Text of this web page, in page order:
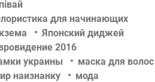
для начинающих
Японский диджей
2016
украины
маска для волос
наизнанку
мода